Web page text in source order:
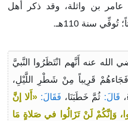
عامر بن واثلة، وقد ذكر أهل
سنة 110هـ.
الله عنه أَنَّهم انْتَظَرُوا النَّبيَّ
قَرِيباً مِنْ شَطْرِ اللَّيْلِ،
قَالَ: ثُمَّ خَطَبَنَا، فَقَالَ: «أَلا إنَّ
وَإنَّكُمْ لَنْ تَزَالُوا في صَلاةٍ مَا